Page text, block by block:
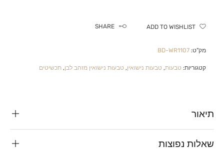
ADD TO WISHLIST
SHARE
מק"ט:BD-WR1107
קטגוריות: טבעות, טבעות נישואין, טבעות נישואין מזהב לבן,תכשיטים
תיאור
שאלות נפוצות